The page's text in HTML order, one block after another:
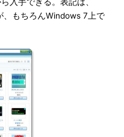
、もちろんWindows 7上で